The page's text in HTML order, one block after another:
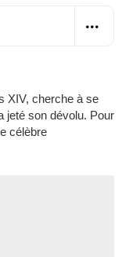
XIV, cherche à se
jeté son dévolu. Pour
célèbre